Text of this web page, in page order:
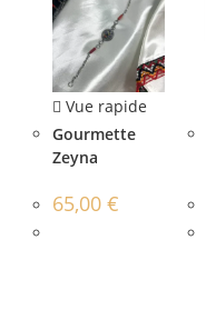
Vue rapide
Gourmette
Zeyna
65,00€